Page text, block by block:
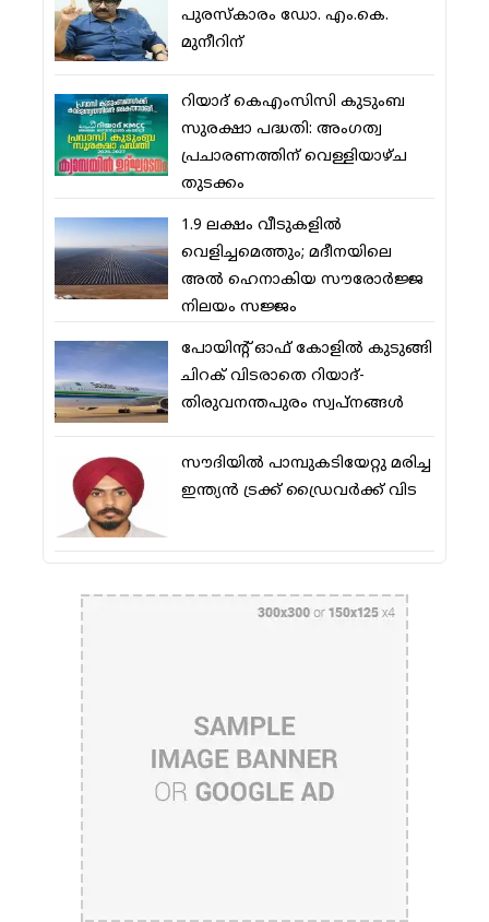
പുരസ്‌കാരം ഡോ. എം.കെ.
മുനീറിന്
റിയാദ് കെഎംസിസി കുടുംബ
സുരക്ഷാ പദ്ധതി: അംഗത്വ
പ്രചാരണത്തിന് വെള്ളിയാഴ്ച
തുടക്കം
1.9 ലക്ഷം വീടുകളില്‍
വെളിച്ചമെത്തും; മദീനയിലെ
അല്‍ ഹെനാകിയ സൗരോര്‍ജ്ജ
നിലയം സജ്ജം
പോയിന്റ് ഓഫ് കോളില്‍ കുടുങ്ങി
ചിറക് വിടരാതെ റിയാദ്-
തിരുവനന്തപുരം സ്വപ്നങ്ങള്‍
സൗദിയിൽ പാമ്പുകടിയേറ്റു മരിച്ച
ഇന്ത്യൻ ട്രക്ക് ഡ്രൈവർക്ക് വിട